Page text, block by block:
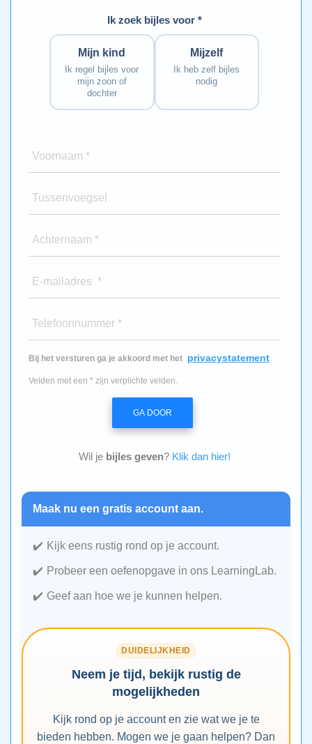
Ik zoek bijles voor *
Mijn kind
Ik regel bijles voor
mijn zoon of
dochter
Mijzelf
Ik heb zelf bijles
nodig
Voornaam *
Tussenvoegsel
Achternaam *
E-mailadres *
Telefoonnummer *
Bij het versturen ga je akkoord met het privacystatement
Velden met een * zijn verplichte velden.
GA DOOR
Wil je bijles geven? Klik dan hier!
Maak nu een gratis account aan.
Kijk eens rustig rond op je account.
Probeer een oefenopgave in ons LearningLab.
Geef aan hoe we je kunnen helpen.
DUIDELIJKHEID
Neem je tijd, bekijk rustig de
mogelijkheden
Kijk rond op je account en zie wat we je te
bieden hebben. Mogen we je gaan helpen? Dan